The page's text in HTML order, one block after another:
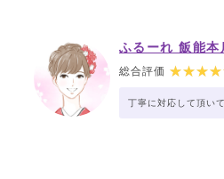
ふるーれ 飯能本
総合評価
丁寧に対応して頂い